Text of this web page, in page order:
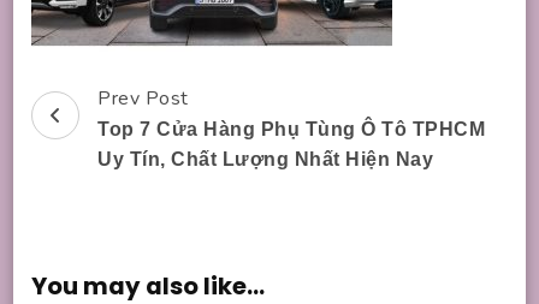
Post
Navigation
Prev Post
Top 7 Cửa Hàng Phụ Tùng Ô Tô TPHCM
Uy Tín, Chất Lượng Nhất Hiện Nay
You may also like...